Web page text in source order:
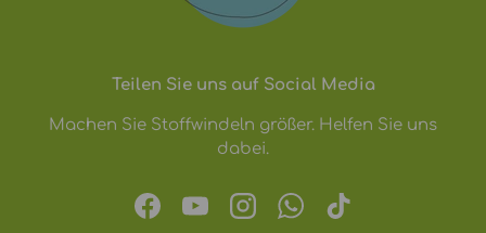
Teilen Sie uns auf Social Media
Machen Sie Stoffwindeln größer. Helfen Sie uns
dabei.
FacebookYouTubeInstagramWhatsApp
TikTok